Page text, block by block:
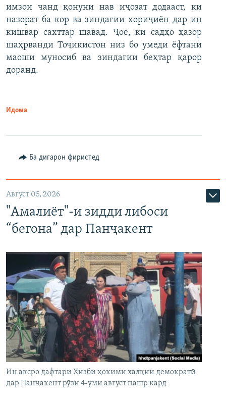
имзои чанд қонуни нав иҷозат додааст, ки
назорат ба кор ва зиндагии хориҷиён дар ин
кишвар сахттар шавад. Ҷое, ки садҳо ҳазор
шаҳрванди Тоҷикистон низ бо умеди ёфтани
маоши муносиб ва зиндагии беҳтар қарор
доранд.
Идома
Ба дигарон фиристед
Август 05, 2026
"Амалиёт"-и зидди либоси
“бегона” дар Панҷакент
Ин аксро дафтари Ҳизби ҳокими халқии демократӣ
дар Панҷакент рӯзи 4-уми август нашр кард